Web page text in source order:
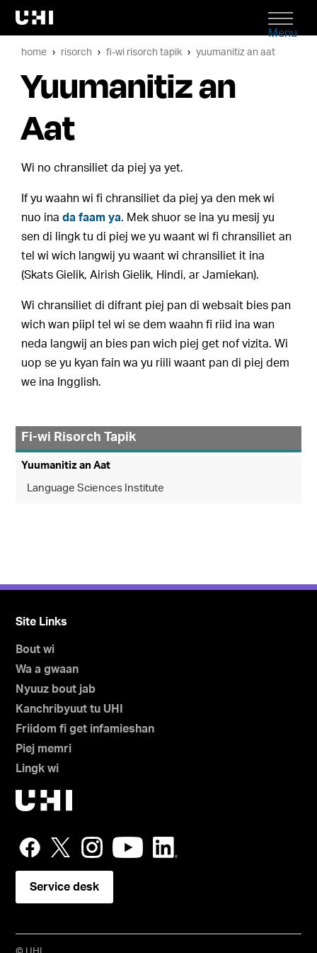
Menu
home risorch fi-wi risorch tapik yuumanitiz an aat
Yuumanitiz an
Aat
Wi no chransiliet da piej ya yet.
If yu waahn wi fi chransiliet da piej ya den mek wi
nuo inada faam ya. Mek shuor se ina yu mesij yu
sen di lingk tu di piej we yu waant wi fi chransiliet an
tel wi wich langwij yu waant wi chransiliet it ina
(Skats Gielik, Airish Gielik, Hindi, ar Jamiekan).
Wi chransiliet di difrant piej pan di websait bies pan
wich wan piipl tel wi se dem waahn fi riid ina wan
neda langwij an bies pan wich piej get nof vizita. Wi
uop se yu kyan fain wa yu riili waant pan di piej dem
we ina Ingglish.
Fi-wi Risorch Tapik
Yuumanitiz an Aat
Language Sciences Institute
Site Links
Bout wi
Wa a gwaan
Nyuuz bout jab
Kanchribyuut tu UHI
Friidom fi get infamieshan
Piej memri
Lingk wi
Service desk